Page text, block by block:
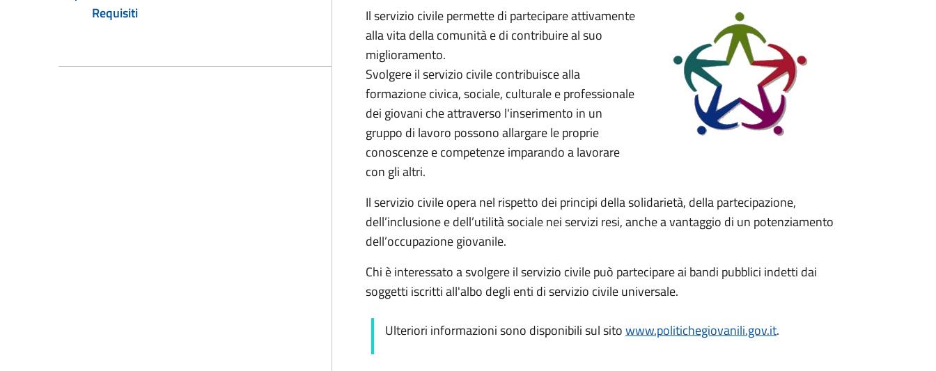
Requisiti
Il servizio civile permette di partecipare attivamente
alla vita della comunità e di contribuire al suo
miglioramento.
Svolgere il servizio civile contribuisce alla
formazione civica, sociale, culturale e professionale
dei giovani che attraverso l'inserimento in un
gruppo di lavoro possono allargarele proprie
conoscenze e competenze imparando a lavorare
con gli altri.
Il servizio civile opera nel rispetto dei principi della solidarietà, della partecipazione,
dell’inclusione e dell’utilità sociale nei servizi resi, anche a vantaggio di un potenziamento
dell’occupazione giovanile.
Chi è interessato a svolgere il servizio civile può partecipare ai bandi pubblici indetti dai
soggetti iscritti all'albo degli enti di servizio civile universale.
Ulteriori informazioni sono disponibili sul sitowww.politichegiovanili.gov.it.